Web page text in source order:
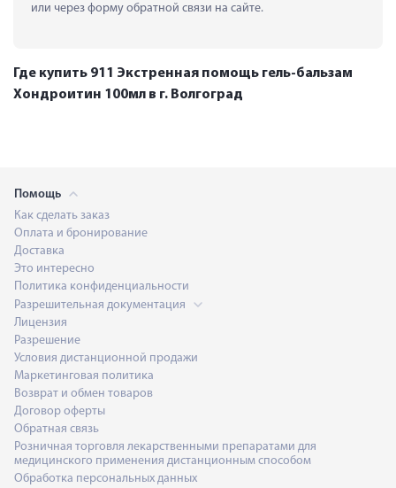
или через форму обратной связи на сайте.
Где купить 911 Экстренная помощь гель-бальзам
Хондроитин 100мл в г. Волгоград
Помощь
Как сделать заказ
Оплата и бронирование
Доставка
Это интересно
Политика конфиденциальности
Разрешительная документация
Лицензия
Разрешение
Условия дистанционной продажи
Маркетинговая политика
Возврат и обмен товаров
Договор оферты
Обратная связь
Розничная торговля лекарственными препаратами для
медицинского применения дистанционным способом
Обработка персональных данных